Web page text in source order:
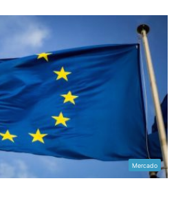
Mercado